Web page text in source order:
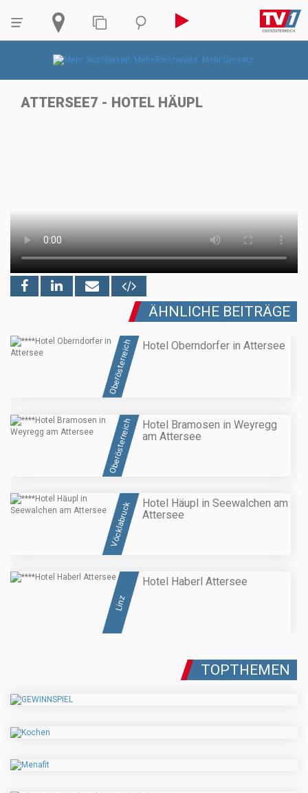
ATTERSEE7 - HOTEL HÄUPL
ÄHNLICHE BEITRÄGE
Oberösterreich Hotel Oberndorfer in Attersee
Oberösterreich
Hotel Bramosen in Weyregg
am Attersee
Vöcklabruck
Hotel Häupl in Seewalchen am
Attersee
Linz
Hotel Haberl Attersee
TOPTHEMEN